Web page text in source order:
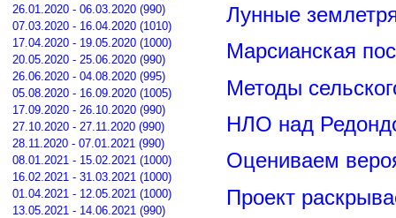
26.01.2020 - 06.03.2020 (990)
07.03.2020 - 16.04.2020 (1010)
17.04.2020 - 19.05.2020 (1000)
20.05.2020 - 25.06.2020 (990)
26.06.2020 - 04.08.2020 (995)
05.08.2020 - 16.09.2020 (1005)
17.09.2020 - 26.10.2020 (990)
27.10.2020 - 27.11.2020 (990)
28.11.2020 - 07.01.2021 (990)
08.01.2021 - 15.02.2021 (1000)
16.02.2021 - 31.03.2021 (1000)
01.04.2021 - 12.05.2021 (1000)
13.05.2021 - 14.06.2021 (990)
Лунные
Марсианская
Методы
НЛО над
Оцениваем
Проект